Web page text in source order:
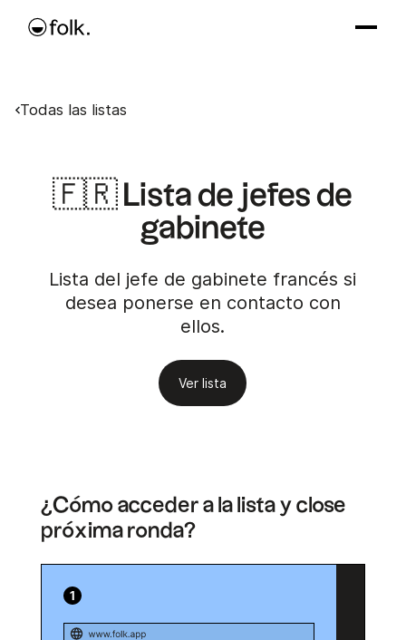
Todas las listas
🇫🇷 Lista de jefes de
gabinete
Lista del jefe de gabinete francés si
desea ponerse en contacto con
ellos.
Ver lista
¿Cómo acceder a la lista y close
próxima ronda?